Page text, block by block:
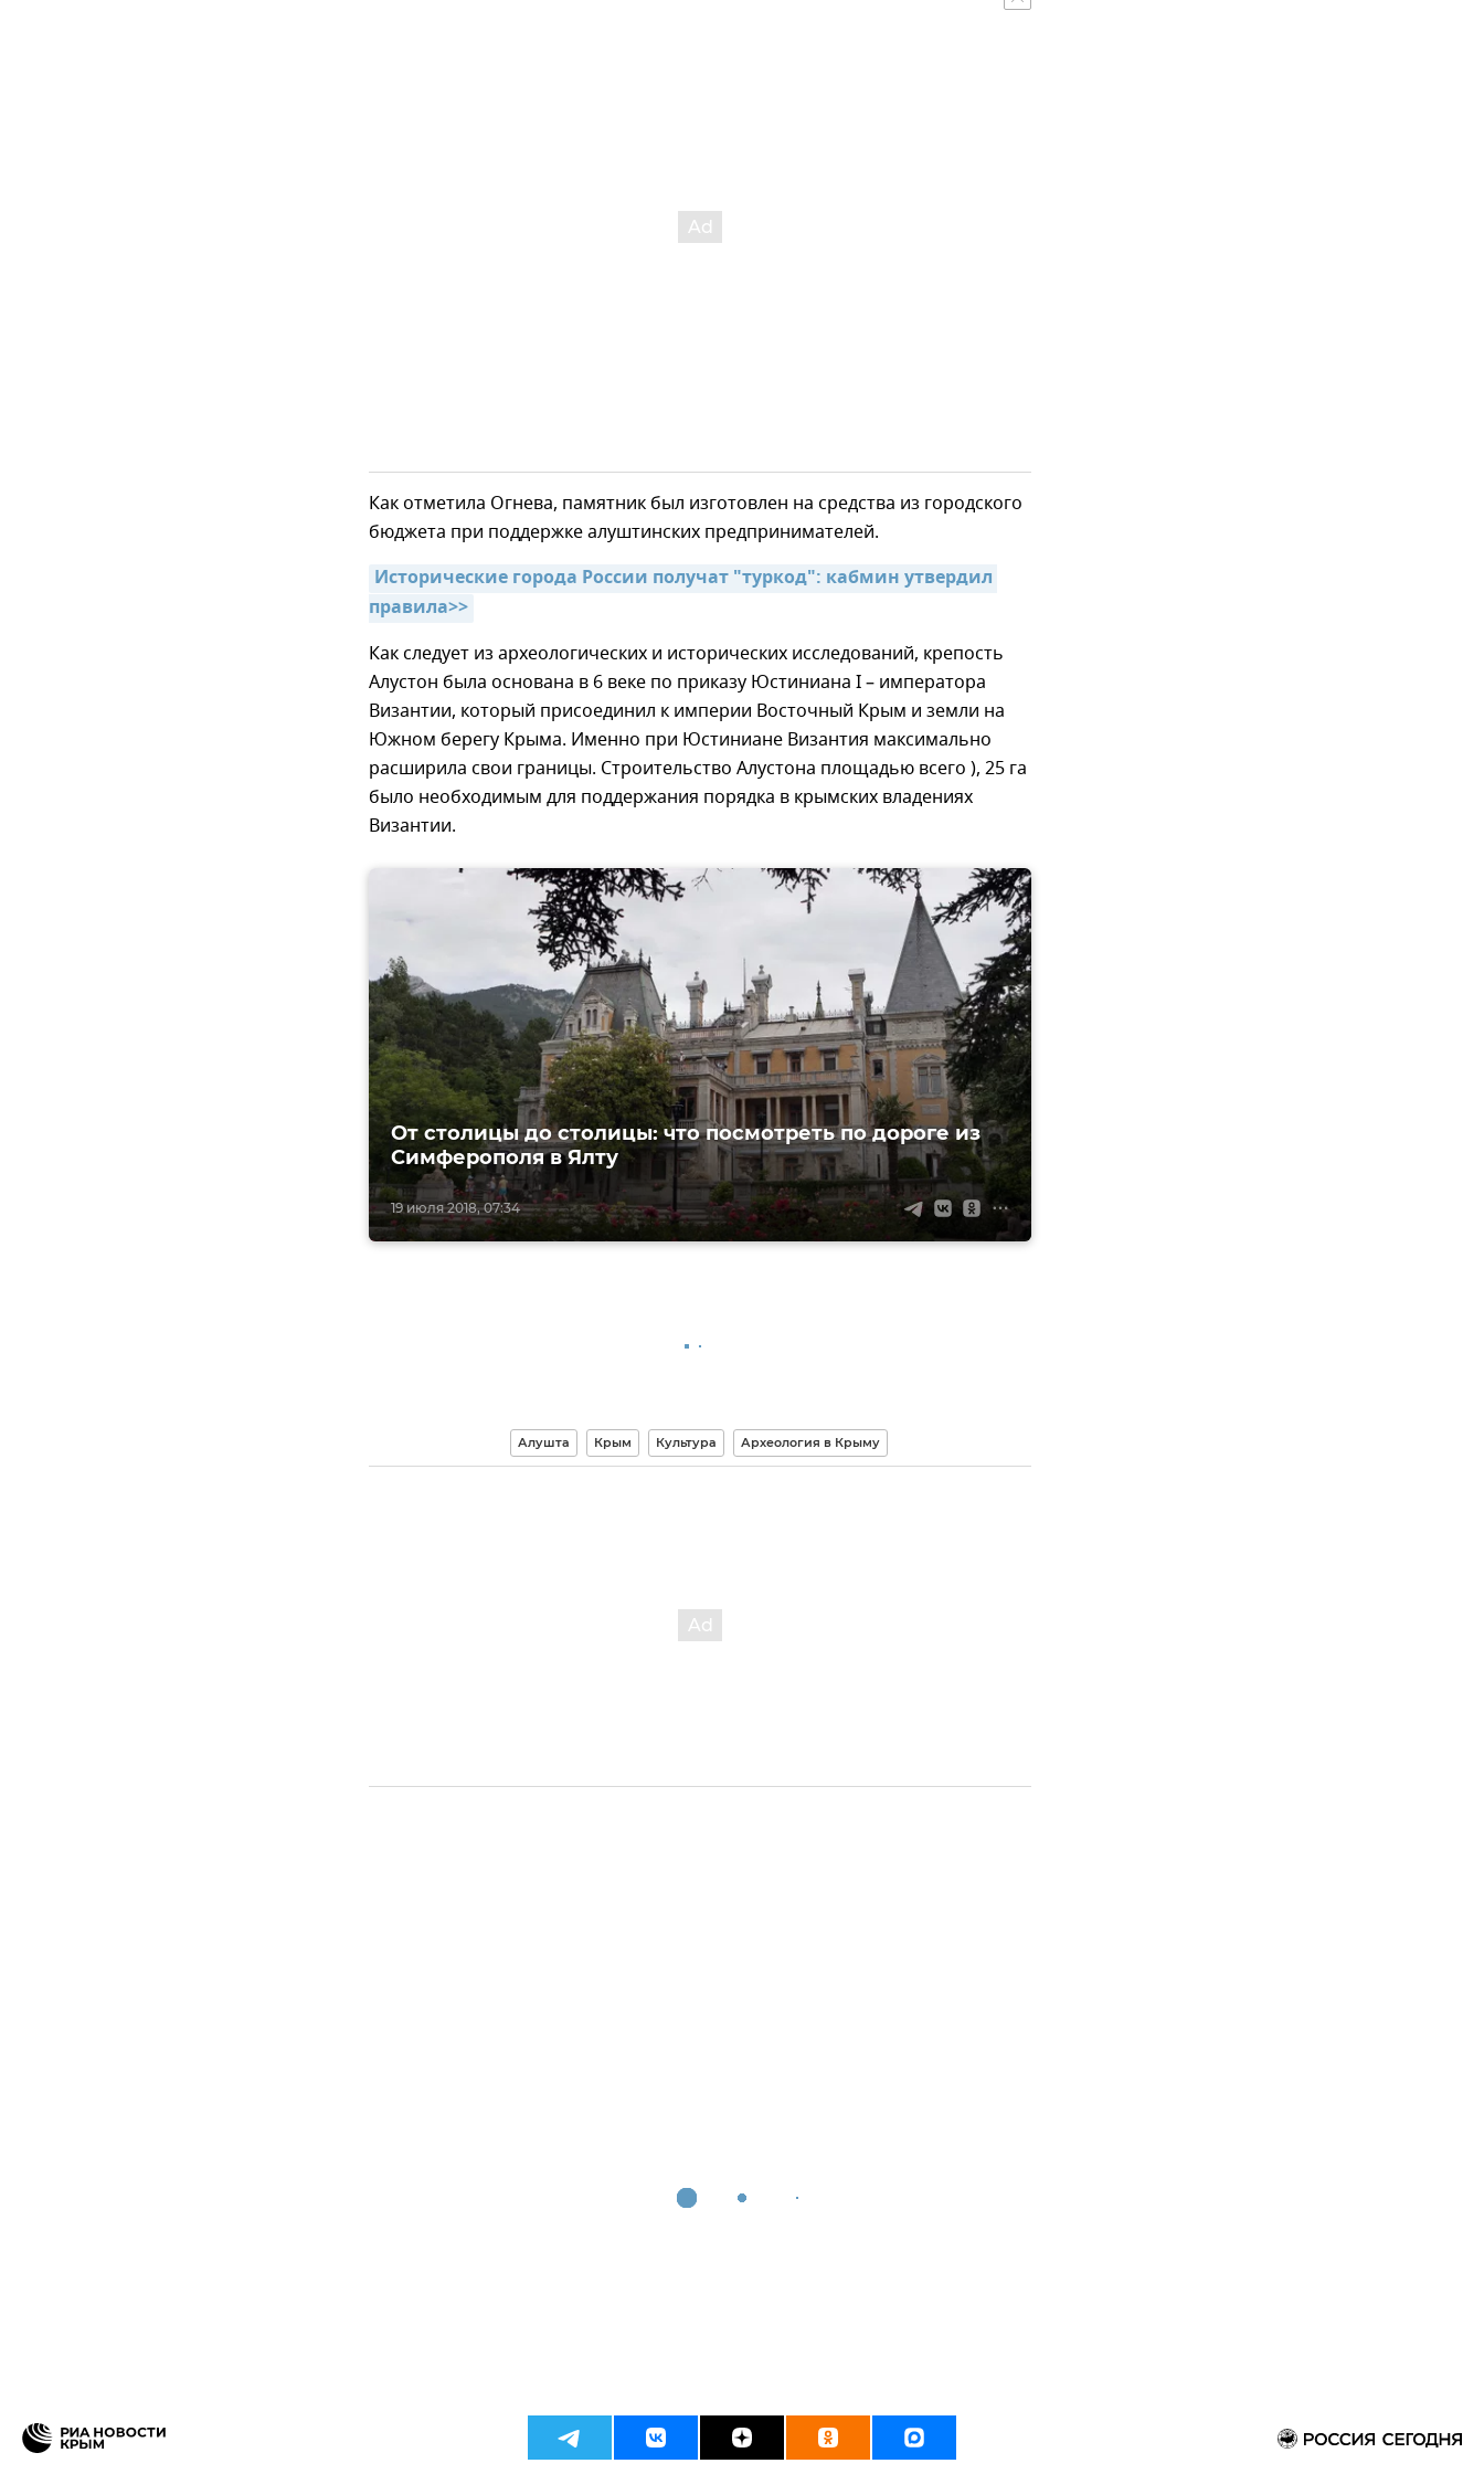
Как отметила Огнева, памятник был изготовлен на средства из городского
бюджета при поддержке алуштинских предпринимателей.
Исторические города России получат "туркод": кабмин утвердил
правила>>
Как следует из археологических и исторических исследований, крепость
Алустон была основана в 6 веке по приказу Юстиниана I – императора
Византии, который присоединил к империи Восточный Крым и земли на
Южном берегу Крыма. Именно при Юстиниане Византия максимально
расширила свои границы. Строительство Алустона площадью всего ), 25 га
было необходимым для поддержания порядка в крымских владениях
Византии.
19 июля 2018, 07:34
От столицы до столицы: что посмотреть по дороге из
Симферополя в Ялту
Алушта Крым Культура Археология в Крыму